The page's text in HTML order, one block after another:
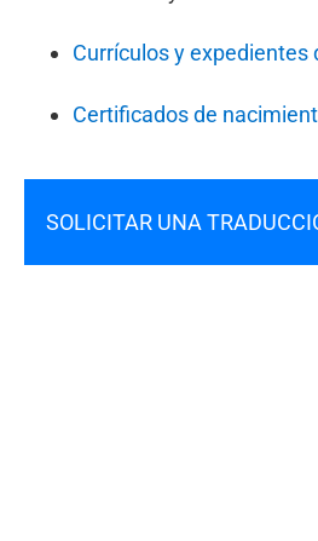
Currículos y expedientes
Certificados de
SOLICITAR UNA